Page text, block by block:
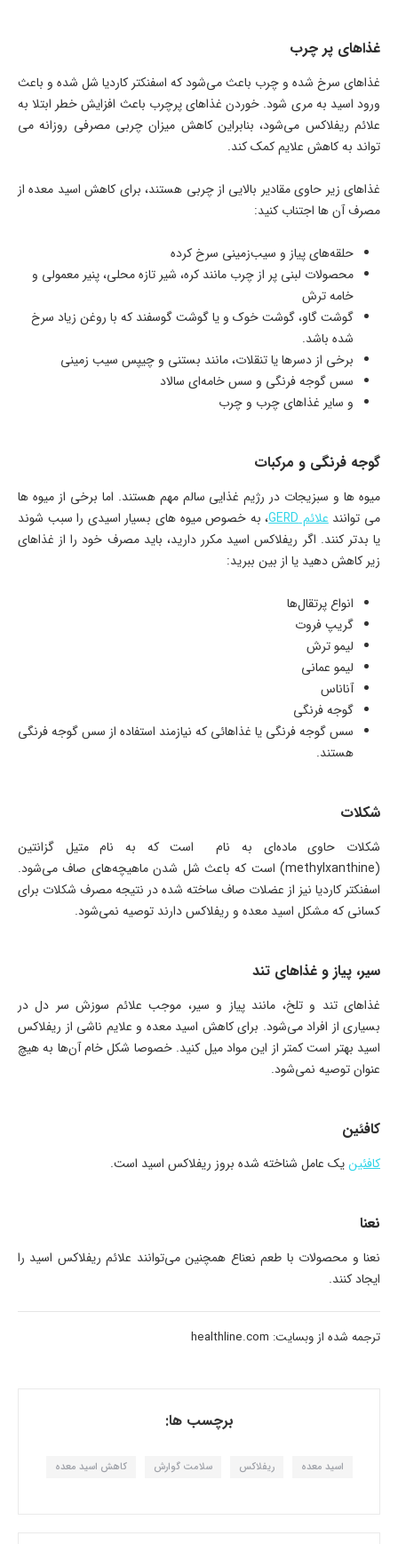
غذاهای پر چرب
غذاهای سرخ شده و چرب باعث می‌شود که اسفنکتر کاردیا شل شده و باعث
ورود اسید به مری شود. خوردن غذاهای پرچرب باعث افزایش خطر ابتلا به
علائم ریفلاکس می‌شود، بنابراین کاهش میزان چربی مصرفی روزانه می
تواند به کاهش علایم کمک کند.
غذاهای زیر حاوی مقادیر بالایی از چربی هستند، برای کاهش اسید معده از
مصرف آن ها اجتناب کنید:
حلقه‌های پیاز و سیب‌زمینی سرخ کرده
محصولات لبنی پر از چرب مانند کره، شیر تازه محلی، پنیر معمولی و
خامه ترش
گوشت گاو، گوشت خوک و یا گوشت گوسفند که با روغن زیاد سرخ
شده باشد.
برخی از دسرها یا تنقلات، مانند بستنی و چیپس سیب زمینی
سس گوجه فرنگی و سس خامه‌ای سالاد
و سایر غذاهای چرب و چرب
گوجه فرنگی و مرکبات
میوه ها و سبزیجات در رژیم غذایی سالم مهم هستند. اما برخی از میوه ها
می توانندعلائم GERD
، به خصوص میوه های بسیار اسیدی را سبب شوند
یا بدتر کنند. اگر ریفلاکس اسید مکرر دارید، باید مصرف خود را از غذاهای
زیر کاهش دهید یا از بین ببرید:
انواع پرتقال‌ها
گریپ فروت
لیمو ترش
لیمو عمانی
آناناس
گوجه فرنگی
سس گوجه فرنگی یا غذاهائی که نیازمند استفاده از سس گوجه فرنگی
هستند.
شکلات
شکلات حاوی ماده‌ای به نام است که به نام متيل گزانتين
(methylxanthine) است که باعث شل شدن ماهیچه‌های صاف می‌شود.
اسفنکتر کاردیا نیز از عضلات صاف ساخته شده در نتیجه مصرف شکلات برای
کسانی که مشکل اسید معده و ریفلاکس دارند توصیه نمی‌شود.
سیر، پیاز و غذاهای تند
غذاهای تند و تلخ، مانند پیاز و سیر، موجب علائم سوزش سر دل در
بسیاری از افراد می‌شود. برای کاهش اسید معده و علایم ناشی از ریفلاکس
اسید بهتر است کمتر از این مواد میل کنید. خصوصا شکل خام آن‌ها به هیچ
عنوان توصیه نمی‌شود.
کافئین
کافئینیک عامل شناخته شده بروز ریفلاکس اسید است.
نعنا
نعنا و محصولات با طعم نعناع همچنین می‌توانند علائم ریفلاکس اسید را
ایجاد کنند.
ترجمه شده از وبسایت: healthline.com
برچسب ها:
اسید معده ریفلاکس سلامت گوارش کاهش اسید معده